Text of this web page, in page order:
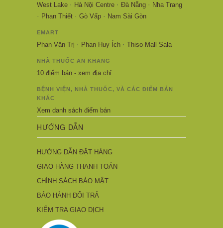
West Lake · Hà Nội Centre · Đà Nẵng · Nha Trang
· Phan Thiết · Gò Vấp · Nam Sài Gòn
EMART
Phan Văn Trị · Phan Huy Ích · Thiso Mall Sala
NHÀ THUỐC AN KHANG
10 điểm bán - xem địa chỉ
BỆNH VIỆN, NHÀ THUỐC, VÀ CÁC ĐIỂM BÁN
KHÁC
Xem danh sách điểm bán
HƯỚNG DẪN
HƯỚNG DẪN ĐẶT HÀNG
GIAO HÀNG THANH TOÁN
CHÍNH SÁCH BẢO MẬT
BẢO HÀNH ĐỔI TRẢ
KIỂM TRA GIAO DỊCH